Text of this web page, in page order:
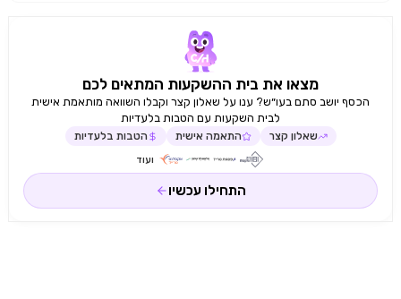
מצאו את בית ההשקעות המתאים לכם
הכסף יושב סתם בעו״ש? ענו על שאלון קצר וקבלו השוואה מותאמת אישית
לבית השקעות עם הטבות בלעדיות
שאלון קצר התאמה אישית הטבות בלעדיות
ועוד
התחילו עכשיו